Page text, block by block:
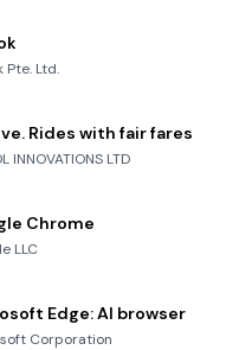
Pte. Ltd.
Rides with fair fares
INNOVATIONS LTD
Chrome
LLC
Edge: AI browser
Corporation